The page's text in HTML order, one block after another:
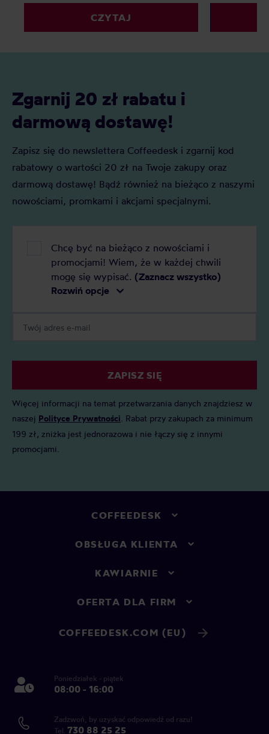
by zapobiec tej nieprzyjemnej sytuacji
lub zwalczyć powstały grzyb.
CZYTAJ
wątpliwości.
Zgarnij 20 zł rabatu i
darmową dostawę!
Zapisz się do newslettera Coffeedesk i zgarnij kod
rabatowy o wartości 20 zł na Twoje zakupy oraz
darmową dostawę! Bądź również na bieżąco z naszymi
nowościami, promkami i akcjami specjalnymi.
Chcę być na bieżąco z nowościami i
promocjami! Wiem, że w każdej chwili
mogę się wypisać. (Zaznacz wszystko)
Rozwiń opcje
ZAPISZ SIĘ
Więcej informacji na temat przetwarzania danych znajdziesz w
naszej Polityce Prywatności. Rabat przy zakupach za minimum
199 zł, zniżka jest jednorazowa i nie łączy się z innymi
promocjami.
COFFEEDESK
OBSŁUGA KLIENTA
KAWIARNIE
OFERTA DLA FIRM
COFFEEDESK.COM (EU)
Poniedziałek - piątek
08:00 - 16:00
Zadzwoń, by uzyskać odpowiedź od razu!
Tel. 730 88 25 25